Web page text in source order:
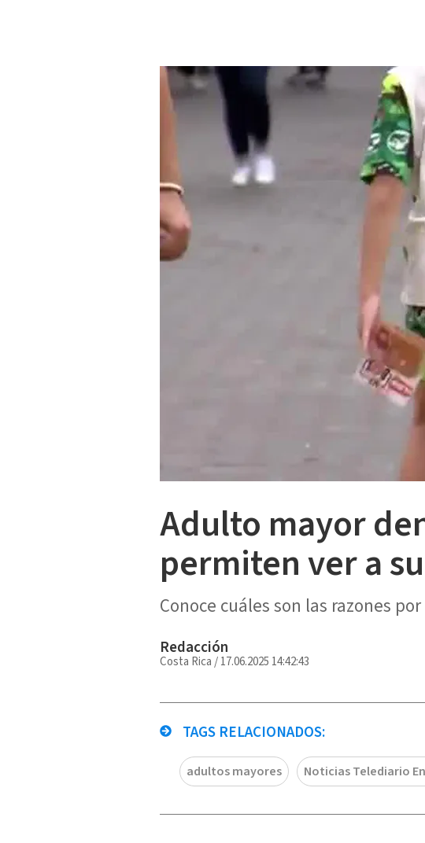
Adulto mayor
permiten ver a
Conoce cuáles son las razones
Redacción
Costa Rica /17.06.2025 14:42:43
TAGS RELACIONADOS:
adultos mayores Noticias Telediario